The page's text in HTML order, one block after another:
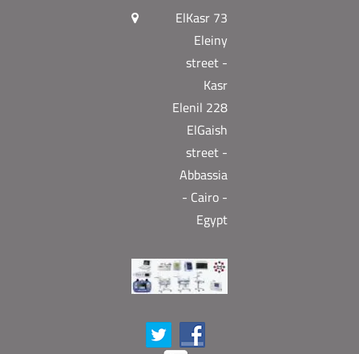
73 ElKasr
Eleiny
street -
Kasr
Elenil 228
ElGaish
street -
Abbassia
- Cairo -
Egypt